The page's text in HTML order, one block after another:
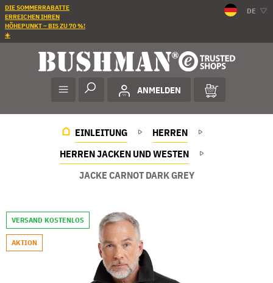
DIE SOMMERRABATTE
ERREICHEN IHREN
HÖHEPUNKT – BIS ZU 70 %!
☀️
DE
ANMELDEN
EINLEITUNG
HERREN
HERREN JACKEN UND WESTEN
JACKE CARNOT DARK GREY
VERSAND KOSTENLOS
AKTION